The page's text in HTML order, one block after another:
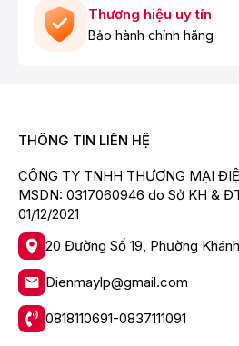
Máy hút bụi công nghiệp đi kèm
làm sạch các khu vực hẹp và
cả vị trí bên dưới gầm giường,
Chổi hút bụi
Đầu hút khe
Thương hiệu uy tín
Bảo hành chính hãng
THÔNG TIN LIÊN HỆ
CÔNG TY TNHH THƯƠNG MẠI
MSDN: 0317060946 do Sở KH &
01/12/2021
20 Đường Số 19, Phường
Dienmaylp@gmail.com
0818110691-0837111091